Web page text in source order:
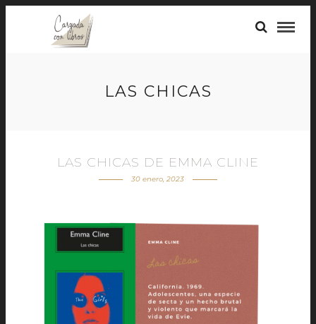
LAS CHICAS
LAS CHICAS DE EMMA CLINE
30 enero, 2023